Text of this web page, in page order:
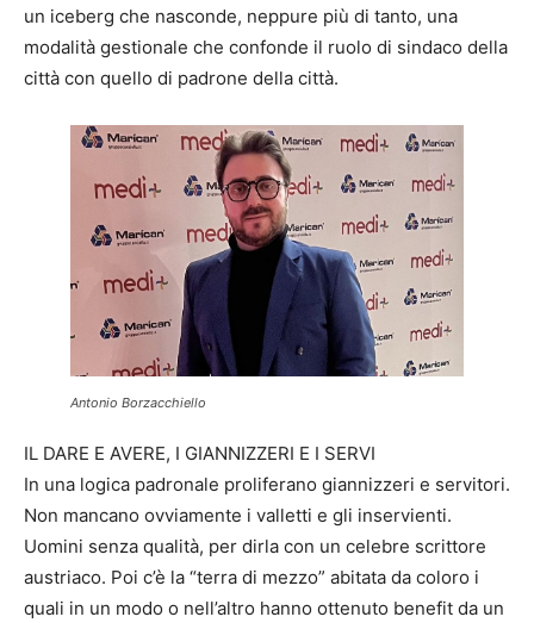
un iceberg che nasconde, neppure più di tanto, una
modalità gestionale che confonde il ruolo di sindaco della
città con quello di padrone della città.
Antonio Borzacchiello
IL DARE E AVERE, I GIANNIZZERI E I SERVI
In una logica padronale proliferano giannizzeri e servitori.
Non mancano ovviamente i valletti e gli inservienti.
Uomini senza qualità, per dirla con un celebre scrittore
austriaco. Poi c’è la “terra di mezzo” abitata da coloro i
quali in un modo o nell’altro hanno ottenuto benefit da un